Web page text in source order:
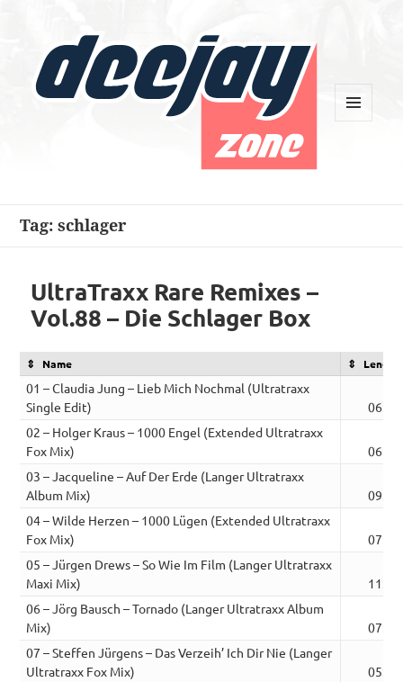
Tag:schlager
UltraTraxx Rare Remixes –
Vol.88 – Die Schlager Box
Name Length
01 – Claudia Jung – Lieb Mich Nochmal (Ultratraxx
Single Edit)
06:34
02 – Holger Kraus – 1000 Engel (Extended Ultratraxx
Fox Mix)
06:05
03 – Jacqueline – Auf Der Erde (Langer Ultratraxx
Album Mix)
09:25
04 – Wilde Herzen – 1000 Lügen (Extended Ultratraxx
Fox Mix)
07:39
05 – Jürgen Drews – So Wie Im Film (Langer Ultratraxx
Maxi Mix)
11:22
06 – Jörg Bausch – Tornado (Langer Ultratraxx Album
Mix)
07:06
07 – Steffen Jürgens – Das Verzeih’ Ich Dir Nie (Langer
Ultratraxx Fox Mix)
05:57